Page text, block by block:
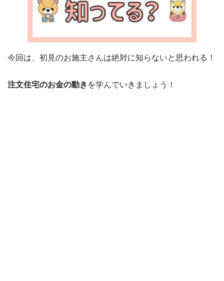
今回は、初見のお施主さんは絶対に知らないと思われる！
注文住宅のお金の動き を学んでいきましょう！